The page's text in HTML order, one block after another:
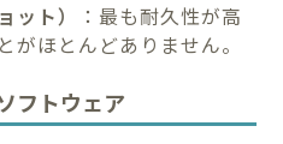
ット）
：最も耐久性が高
がほとんどありません。
フトウェア